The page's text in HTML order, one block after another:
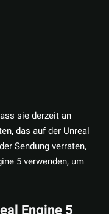
sie derzeit an
das auf der Unreal
Sendung verraten,
5 verwenden, um
Engine 5